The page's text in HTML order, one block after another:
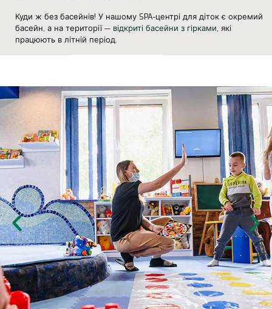
Куди ж без басейнів! У нашому SPA-центрі для діток є окремий
басейн, а на території — відкриті басейни з гірками, які
працюють в літній період.